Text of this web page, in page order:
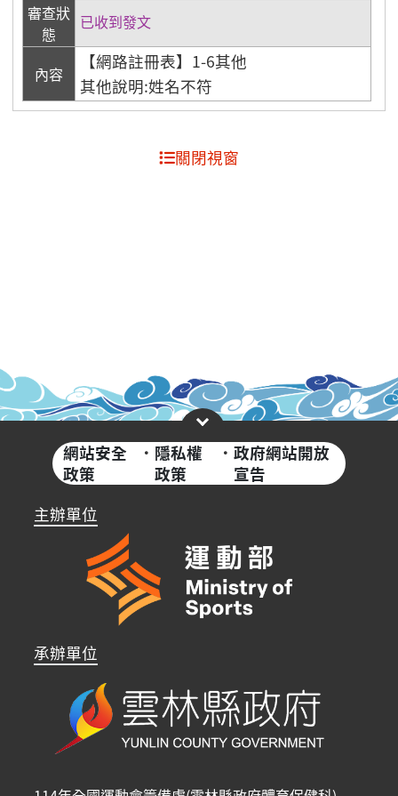
審查狀
態
已收到發文
內容
【網路註冊表】1-6其他
其他說明:姓名不符
關閉視窗
網站安全
政策
· 隱私權
政策
·政府網站開放
宣告
主辦單位
承辦單位